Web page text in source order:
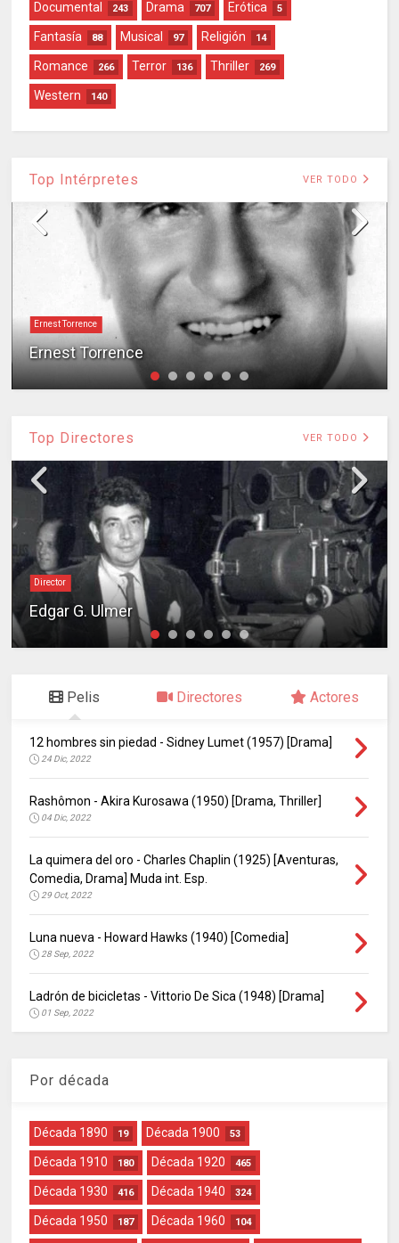
Documental 243 Drama 707 Erótica 5
Fantasía 88 Musical 97 Religión 14
Romance 266 Terror 136 Thriller 269
Western 140
Top Intérpretes VER TODO
Ernest Torrence
Ernest Torrence
Top Directores VER TODO
Director
Edgar G. Ulmer
Pelis Directores Actores
12 hombres sin piedad - Sidney Lumet (1957) [Drama]
24 Dic, 2022
Rashômon - Akira Kurosawa (1950) [Drama, Thriller]
04 Dic, 2022
La quimera del oro - Charles Chaplin (1925) [Aventuras,
Comedia, Drama] Muda int. Esp.
29 Oct, 2022
Luna nueva - Howard Hawks (1940) [Comedia]
28 Sep, 2022
Ladrón de bicicletas - Vittorio De Sica (1948) [Drama]
01 Sep, 2022
Por década
Década 1890 19 Década 1900 53
Década 1910 180 Década 1920 465
Década 1930 416 Década 1940 324
Década 1950 187 Década 1960 104